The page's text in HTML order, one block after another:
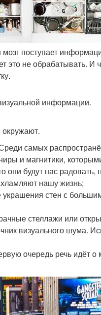
поступает
это не обрабатывать.
информации.
самых
и магнитики,
они будут нас
нашу жизнь;
стен с
стеллажи или
визуального шума.
очередь речь идёт